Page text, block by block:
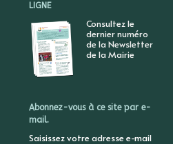
LIGNE
Consultez le
dernier numéro
de la Newsletter
de la Mairie
Abonnez-vous à ce site par e-
mail.
Saisissez votre adresse e-mail